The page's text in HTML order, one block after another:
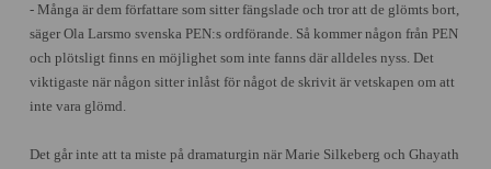
- Många är dem författare som sitter fängslade och tror att de glömts bort,
säger Ola Larsmo svenska PEN:s ordförande. Så kommer någon från PEN
och plötsligt finns en möjlighet som inte fanns där alldeles nyss. Det
viktigaste när någon sitter inlåst för något de skrivit är vetskapen om att
inte vara glömd.
Det går inte att ta miste på dramaturgin när Marie Silkeberg och Ghayath